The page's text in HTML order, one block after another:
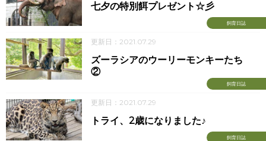
飼育日誌
七夕の特別餌プレゼント☆彡
更新日：2021.07.29
飼育日誌
ズーラシアのウーリーモンキーたち
②
更新日：2021.07.29
飼育日誌
トライ、2歳になりました♪